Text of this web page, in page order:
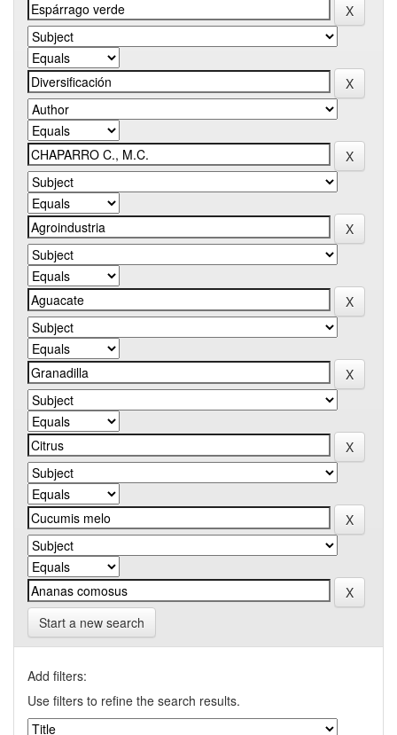
Start a new search
Add filters:
Use filters to refine the search results.